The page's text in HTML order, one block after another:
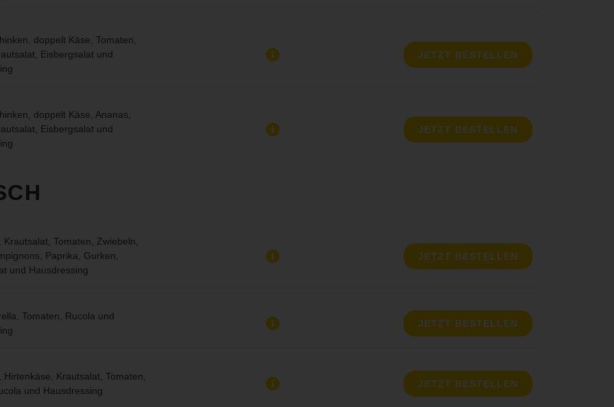
doppelt Käse, Tomaten,
Eisbergsalat und
JETZT BESTELLEN
doppelt Käse, Ananas,
Eisbergsalat und
JETZT BESTELLEN
Krautsalat, Tomaten, Zwiebeln,
Paprika, Gurken,
und Hausdressing
JETZT BESTELLEN
Tomaten, Rucola und
JETZT BESTELLEN
Hirtenkäse, Krautsalat, Tomaten,
und Hausdressing
JETZT BESTELLEN